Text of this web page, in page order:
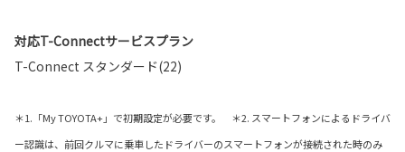
対応T-Connectサービスプラン
T-Connect スタンダード(22)
＊1.「My TOYOTA+」で初期設定が必要です。 ＊2. スマートフォンによるドライバ
ー認識は、前回クルマに乗車したドライバーのスマートフォンが接続された時のみ